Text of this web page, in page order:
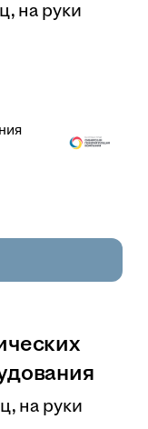
на руки
на руки